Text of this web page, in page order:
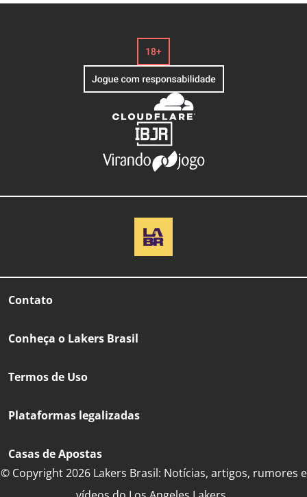
Contato
Conheça o Lakers Brasil
Termos de Uso
Plataformas legalizadas
Casas de Apostas
© Copyright 2026 Lakers Brasil: Notícias, artigos, rumores e